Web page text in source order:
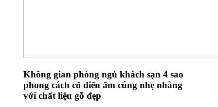
Không gian phòng ngủ khách sạn 4 sao
phong cách cổ điển ấm cúng nhẹ nhàng
với chất liệu gỗ đẹp